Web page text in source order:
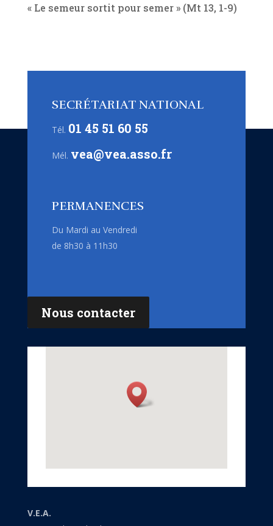
« Le semeur sortit pour semer » (Mt 13, 1-9)
SECRÉTARIAT NATIONAL
Tél. 01 45 51 60 55
Mél. vea@vea.asso.fr
PERMANENCES
Du Mardi au Vendredi
de 8h30 à 11h30
Nous contacter
V.E.A.